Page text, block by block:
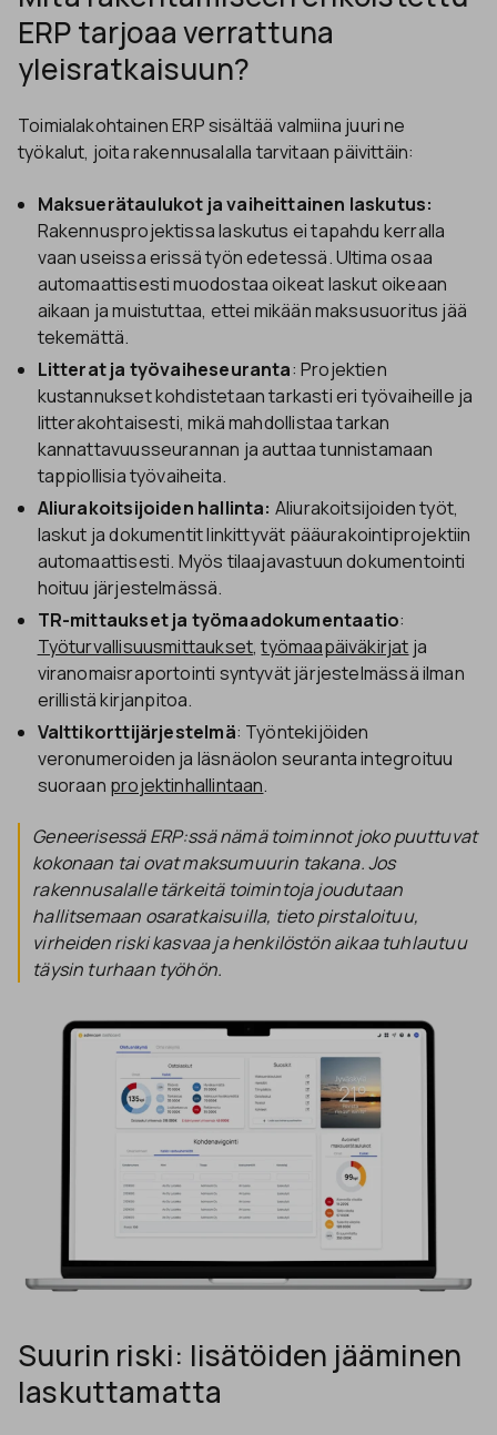
ERP tarjoaa verrattuna
yleisratkaisuun?
Toimialakohtainen ERP sisältää valmiina juuri ne
työkalut, joita rakennusalalla tarvitaan päivittäin:
Maksuerätaulukot ja vaiheittainen laskutus:
Rakennusprojektissa laskutus ei tapahdu kerralla
vaan useissa erissä työn edetessä. Ultima osaa
automaattisesti muodostaa oikeat laskut oikeaan
aikaan ja muistuttaa, ettei mikään maksusuoritus jää
tekemättä.
Litterat ja työvaiheseuranta: Projektien
kustannukset kohdistetaan tarkasti eri työvaiheille ja
litterakohtaisesti, mikä mahdollistaa tarkan
kannattavuusseurannan ja auttaa tunnistamaan
tappiollisia työvaiheita.
Aliurakoitsijoiden hallinta: Aliurakoitsijoiden työt,
laskut ja dokumentit linkittyvät pääurakointiprojektiin
automaattisesti. Myös tilaajavastuun dokumentointi
hoituu järjestelmässä.
TR-mittaukset ja työmaadokumentaatio:
Työturvallisuusmittaukset,työmaapäiväkirjat ja
viranomaisraportointi syntyvät järjestelmässä ilman
erillistä kirjanpitoa.
Valttikorttijärjestelmä: Työntekijöiden
veronumeroiden ja läsnäolon seuranta integroituu
suoraan projektinhallintaan.
Geneerisessä ERP:ssä nämä toiminnot joko puuttuvat
kokonaan tai ovat maksumuurin takana. Jos
rakennusalalle tärkeitä toimintoja joudutaan
hallitsemaan osaratkaisuilla, tieto pirstaloituu,
virheiden riski kasvaa ja henkilöstön aikaa tuhlautuu
täysin turhaan työhön.
Suurin riski: lisätöiden jääminen
laskuttamatta